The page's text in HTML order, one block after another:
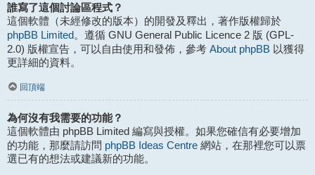
誰寫了這個討論區程式？
這個軟體（未經修改的版本）的開發及釋出，著作版權歸於
phpBB Limited。遵循 GNU General Public Licence 2 版 (GPL-
2.0) 版權宣告，可以自由使用和發佈，參考 About phpBB 以獲得
更詳細的資料。
回頂端
為何沒有我需要的功能？
這個軟體由 phpBB Limited 編寫與授權。如果您確信有必要增加
的功能，那麼請訪問 phpBB Ideas Centre 網站，在那裡您可以票
選已有的想法或建議新的功能。